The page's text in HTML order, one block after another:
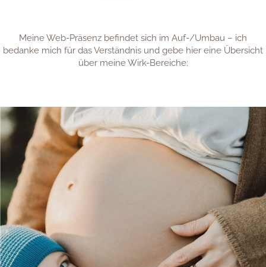
Meine Web-Präsenz befindet sich im Auf-/Umbau – ich
bedanke mich für das Verständnis und gebe hier eine Übersicht
über meine Wirk-Bereiche: